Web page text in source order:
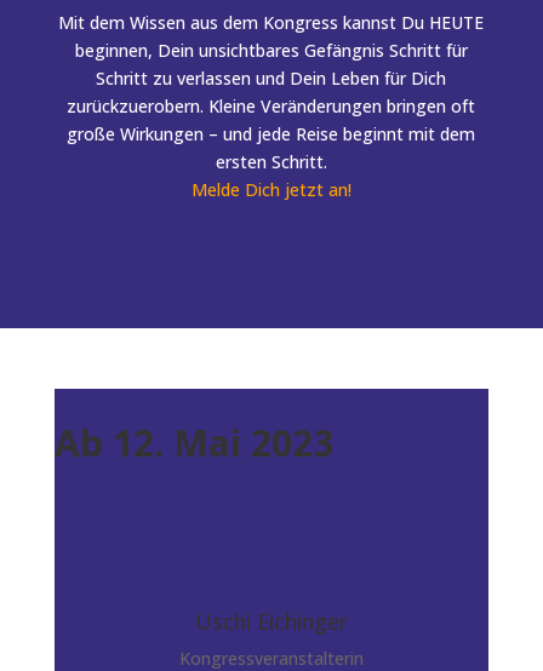
Mit dem Wissen aus dem Kongress kannst Du HEUTE
beginnen, Dein unsichtbares Gefängnis Schritt für
Schritt zu verlassen und Dein Leben für Dich
zurückzuerobern. Kleine Veränderungen bringen oft
große Wirkungen – und jede Reise beginnt mit dem
ersten Schritt.
Melde Dich jetzt an!
Ab 12. Mai 2023
Uschi Eichinger
Kongressveranstalterin